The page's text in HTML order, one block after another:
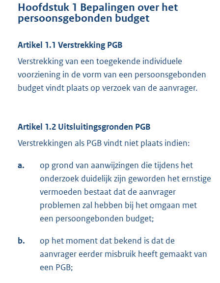
Hoofdstuk 1 Bepalingen over het
persoonsgebonden budget
Artikel 1.1 Verstrekking PGB
Verstrekking van een toegekende individuele
voorziening in de vorm van een persoonsgebonden
budget vindt plaats op verzoek van de aanvrager.
Artikel 1.2 Uitsluitingsgronden PGB
Verstrekkingen als PGB vindt niet plaats indien:
a.
op grond van aanwijzingen die tijdens het
onderzoek duidelijk zijn geworden het ernstige
vermoeden bestaat dat de aanvrager
problemen zal hebben bij het omgaan met
een persoongebonden budget;
b.
op het moment dat bekend is dat de
aanvrager eerder misbruik heeft gemaakt van
een PGB;